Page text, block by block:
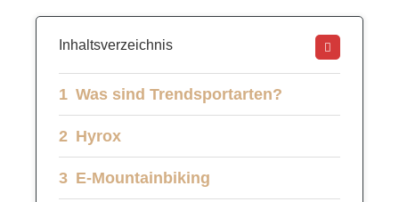
Inhaltsverzeichnis
Was sind Trendsportarten?
Hyrox
E-Mountainbiking